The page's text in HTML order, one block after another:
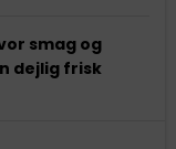
smag og
dejlig frisk